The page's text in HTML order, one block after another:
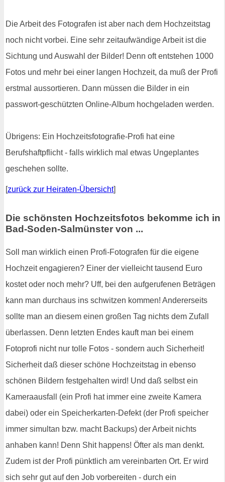
Die Arbeit des Fotografen ist aber nach dem Hochzeitstag
noch nicht vorbei. Eine sehr zeitaufwändige Arbeit ist die
Sichtung und Auswahl der Bilder! Denn oft entstehen 1000
Fotos und mehr bei einer langen Hochzeit, da muß der Profi
erstmal aussortieren. Dann müssen die Bilder in ein
passwort-geschützten Online-Album hochgeladen werden.
Übrigens: Ein Hochzeitsfotografie-Profi hat eine
Berufshaftpflicht - falls wirklich mal etwas Ungeplantes
geschehen sollte.
[zurück zur Heiraten-Übersicht]
Die schönsten Hochzeitsfotos bekomme ich in
Bad-Soden-Salmünster von ...
Soll man wirklich einen Profi-Fotografen für die eigene
Hochzeit engagieren? Einer der vielleicht tausend Euro
kostet oder noch mehr? Uff, bei den aufgerufenen Beträgen
kann man durchaus ins schwitzen kommen! Andererseits
sollte man an diesem einen großen Tag nichts dem Zufall
überlassen. Denn letzten Endes kauft man bei einem
Fotoprofi nicht nur tolle Fotos - sondern auch Sicherheit!
Sicherheit daß dieser schöne Hochzeitstag in ebenso
schönen Bildern festgehalten wird! Und daß selbst ein
Kameraausfall (ein Profi hat immer eine zweite Kamera
dabei) oder ein Speicherkarten-Defekt (der Profi speicher
immer simultan bzw. macht Backups) der Arbeit nichts
anhaben kann! Denn Shit happens! Öfter als man denkt.
Zudem ist der Profi pünktlich am vereinbarten Ort. Er wird
sich sehr gut auf den Job vorbereiten - durch ein